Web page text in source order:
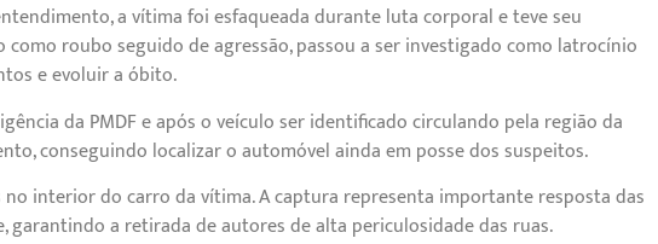
a vítima foi esfaqueada durante luta corporal e teve seu
roubo seguido de agressão, passou a ser investigado como latrocínio
e evoluir a óbito.
da PMDF e após o veículo ser identificado circulando pela região da
conseguindo localizar o automóvel ainda em posse dos suspeitos.
interior do carro da vítima. A captura representa importante resposta das
garantindo a retirada de autores de alta periculosidade das ruas.